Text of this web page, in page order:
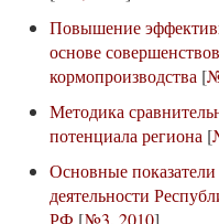
Повышение
основе
кормопроизводства [
Методика
потенциала региона [
Основные
деятельности
РФ [№3, 2010]